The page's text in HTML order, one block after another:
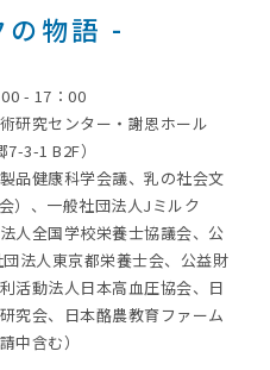
の物語 -
- 17：00
研究センター・謝恩ホール
3-1 B2F）
品健康科学会議、乳の社会文
）、一般社団法人Jミルク
人全国学校栄養士協議会、公
法人東京都栄養士会、公益財
活動法人日本高血圧協会、日
究会、日本酪農教育ファーム
中含む）